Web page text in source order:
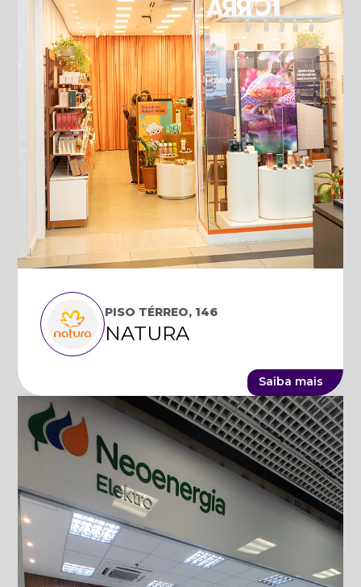
PISO TÉRREO, 146
NATURA
Saiba mais